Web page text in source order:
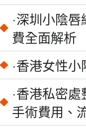
·深圳小陰唇
費全面解析
·香港女性小
·香港私密處
手術費用、